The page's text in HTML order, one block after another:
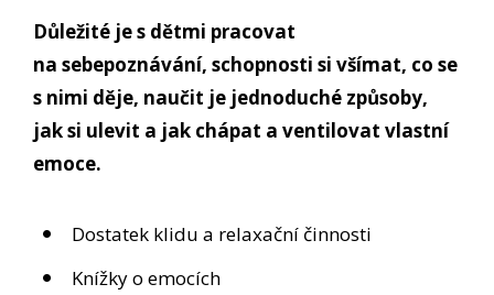
Důležité je s dětmi pracovat
na sebepoznávání, schopnosti si všímat, co se
s nimi děje, naučit je jednoduché způsoby,
jak si ulevit a jak chápat a ventilovat vlastní
emoce.
Dostatek klidu a relaxační činnosti
Knížky o emocích